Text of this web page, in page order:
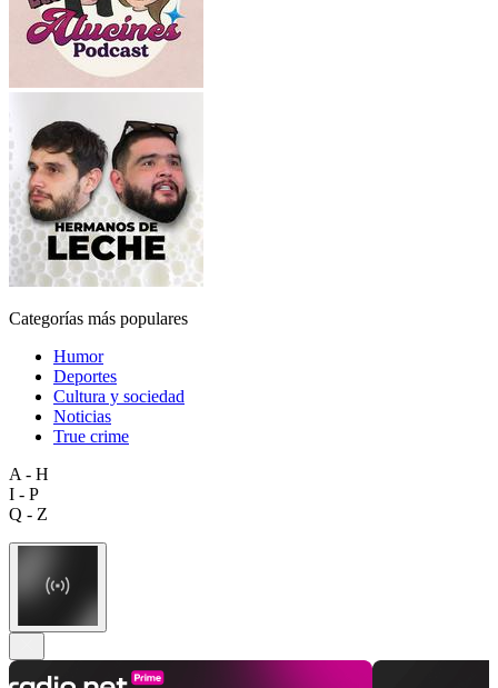
Categorías más populares
Humor
Deportes
Cultura y sociedad
Noticias
True crime
A - H
I - P
Q - Z